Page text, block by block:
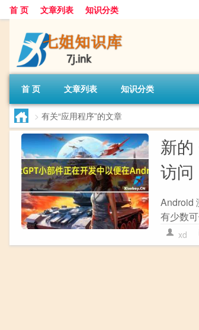
首 页 文章列表 知识分类
首 页 文章列表 知识分类
> 有关“应用程序”的文章
新
访问
Android
有少数
xd